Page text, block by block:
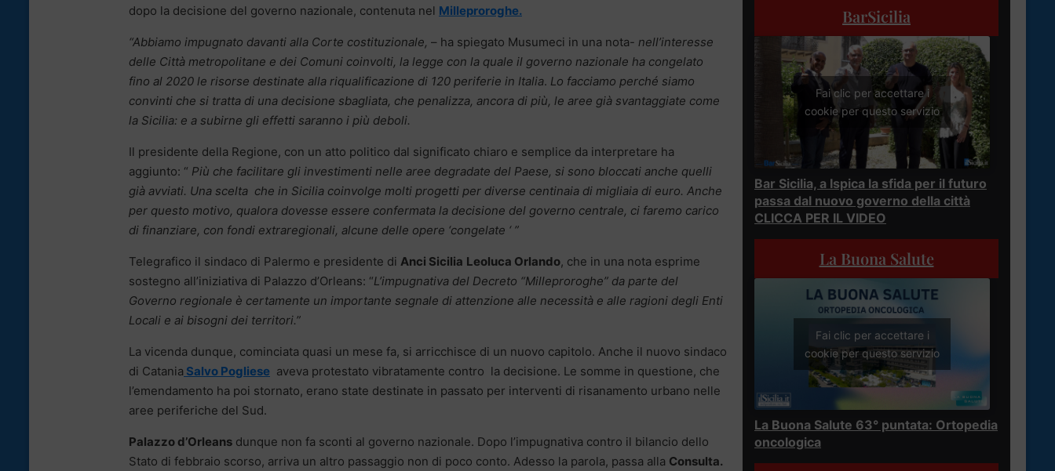
dopo la decisione del governo nazionale, contenuta nel Milleproroghe.
“Abbiamo impugnato davanti alla Corte costituzionale, – ha spiegato Musumeci in una nota- nell’interesse
delle Città metropolitane e dei Comuni coinvolti, la legge con la quale il governo nazionale ha congelato
fino al 2020 le risorse destinate alla riqualificazione di 120 periferie in Italia. Lo facciamo perché siamo
convinti che si tratta di una decisione sbagliata, che penalizza, ancora di più, le aree già svantaggiate come
la Sicilia: e a subirne gli effetti saranno i più deboli.
Il presidente della Regione, con un atto politico dal significato chiaro e semplice da interpretare ha
aggiunto: “ Più che facilitare gli investimenti nelle aree degradate del Paese, si sono bloccati anche quelli
già avviati. Una scelta che in Sicilia coinvolge molti progetti per diverse centinaia di migliaia di euro. Anche
per questo motivo, qualora dovesse essere confermata la decisione del governo centrale, ci faremo carico
di finanziare, con fondi extraregionali, alcune delle opere ‘congelate ‘ ”
Telegrafico il sindaco di Palermo e presidente di Anci Sicilia Leoluca Orlando, che in una nota esprime
sostegno all’iniziativa di Palazzo d’Orleans: “L’impugnativa del Decreto “Milleproroghe” da parte del
Governo regionale è certamente un importante segnale di attenzione alle necessità e alle ragioni degli Enti
Locali e ai bisogni dei territori.”
La vicenda dunque, cominciata quasi un mese fa, si arricchisce di un nuovo capitolo. Anche il nuovo sindaco
di Catania Salvo Pogliese aveva protestato vibratamente contro la decisione. Le somme in questione, che
l’emendamento ha poi stornato, erano state destinate in passato per interventi di risanamento urbano nelle
aree periferiche del Sud.
Palazzo d’Orleans dunque non fa sconti al governo nazionale. Dopo l’impugnativa contro il bilancio dello
Stato di febbraio scorso, arriva un altro passaggio non di poco conto. Adesso la parola, passa alla Consulta.
BarSicilia
Fai clic per accettare i
cookie per questo servizio
Bar Sicilia, a Ispica la sfida per il futuro
passa dal nuovo governo della città
CLICCA PER IL VIDEO
La Buona Salute
Fai clic per accettare i
cookie per questo servizio
La Buona Salute 63° puntata: Ortopedia
oncologica